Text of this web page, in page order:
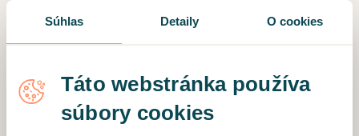
Súhlas Detaily O cookies
Táto webstránka používa
súbory cookies
hyperaktivita – ide o psychický stav, ktorý
pochopeniu vlastných symptómov a
možného ADHD. Ak sa u vás test potvrdí,